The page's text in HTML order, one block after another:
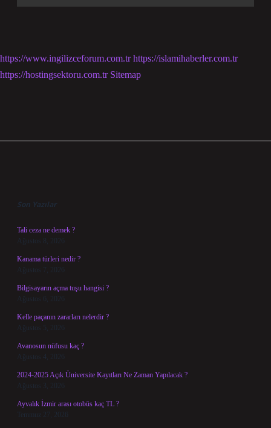
https://www.ingilizceforum.com.tr https://islamihaberler.com.tr
https://hostingsektoru.com.tr Sitemap
Son Yazılar
Tali ceza ne demek ?
Ağustos 8, 2026
Kanama türleri nedir ?
Ağustos 7, 2026
Bilgisayarın açma tuşu hangisi ?
Ağustos 6, 2026
Kelle paçanın zararları nelerdir ?
Ağustos 5, 2026
Avanosun nüfusu kaç ?
Ağustos 4, 2026
2024-2025 Açık Üniversite Kayıtları Ne Zaman Yapılacak ?
Ağustos 3, 2026
Ayvalık İzmir arası otobüs kaç TL ?
Temmuz 27, 2026